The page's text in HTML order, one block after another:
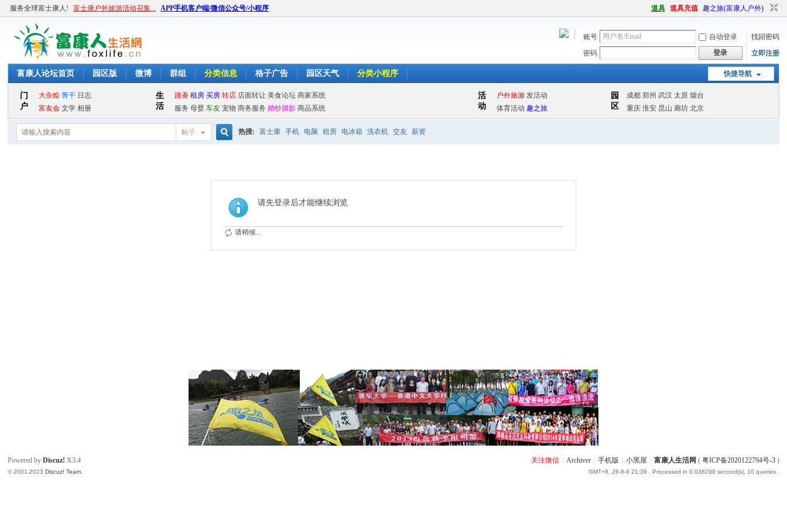
服务全球富士康人! 富士康户外旅游活动召集... APP手机客户端/微信公众号/小程序 道具 道具充值 趣之旅(富康人户外)
账号 自动登录
找回密码
密码
登录 立即注册
快捷导航
富康人论坛首页 园区版 微博 群组 分类信息 格子广告 园区天气 分类小程序
帖子 热搜: 富士康 手机 电脑 租房 电冰箱 洗衣机 交友 薪资
请先登录后才能继续浏览
请稍候...
关注微信 Archiver 手机版 小黑屋 富康人生活网 ( 粤ICP备2020122794号-3)
GMT+8, 26-8-9 21:39 , Processed in 0.038298 second(s), 10 queries .
Powered byDiscuz! X3.4
© 2001-2023Discuz! Team